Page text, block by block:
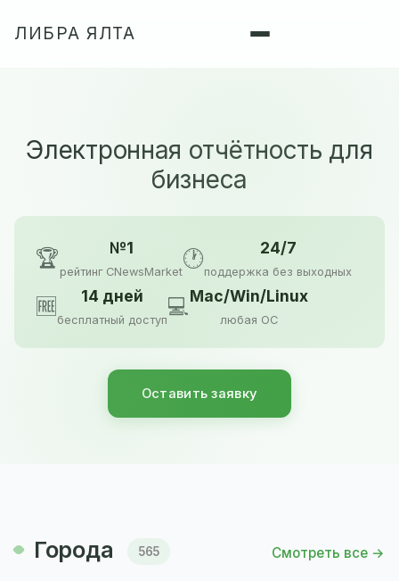
ЛИБРА ЯЛТА
Электронная отчётность для
бизнеса
🏆 №1
рейтинг CNewsMarket
🕐 24/7
поддержка без выходных
🆓 14 дней
бесплатный доступ
💻Mac/Win/Linux
любая ОС
Оставить заявку
Города 565 Смотреть все →